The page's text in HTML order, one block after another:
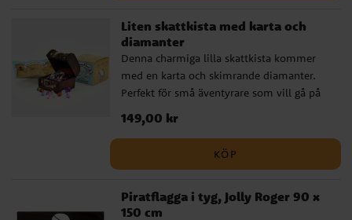
Liten skattkista med karta och
diamanter
Denna charmiga lilla skattkista kommer
med en karta och skimrande diamanter.
Perfekt för små äventyrare som vill gå på
skattjakt eller bara ha en spännande
leksak. Skattkistan kan även användas som
eller som en rolig gåva.
Pris:149,00 kr
149,00 kr
KÖP
Piratflagga i tyg, Jolly Roger 90 x
150 cm